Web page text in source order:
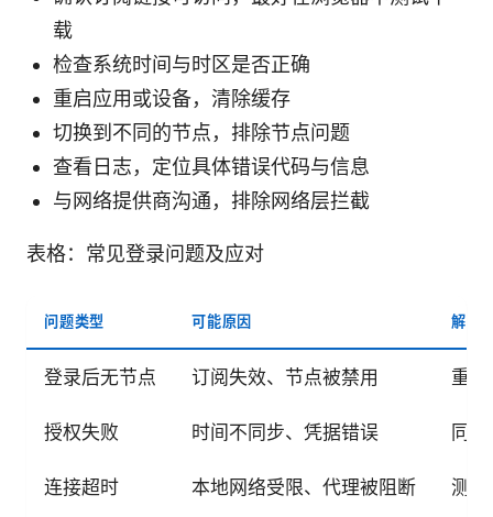
载
检查系统时间与时区是否正确
重启应用或设备，清除缓存
切换到不同的节点，排除节点问题
查看日志，定位具体错误代码与信息
与网络提供商沟通，排除网络层拦截
表格：常见登录问题及应对
问题类型 可能原因 解决
登录后无节点 订阅失效、节点被禁用 重
授权失败 时间不同步、凭据错误 同
连接超时 本地网络受限、代理被阻断 测